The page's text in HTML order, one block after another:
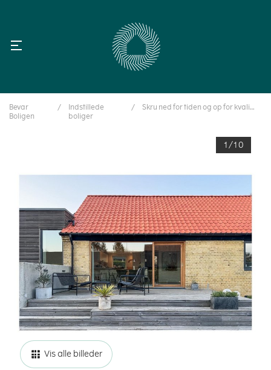
Bevar
Boligen
/
Indstillede
boliger
/ Skru ned for tiden og op for kvaliteten
1/10
Vis alle billeder